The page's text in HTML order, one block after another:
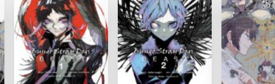
Ajouter
à la
wishlist
Ajouter
à la
wishlist